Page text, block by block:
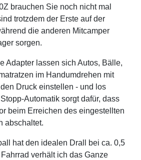
brauchen Sie noch nicht mal
trotzdem der Erste auf der
die anderen Mitcamper
sorgen.
Adapter lassen sich Autos, Bälle,
im Handumdrehen mit
Druck einstellen - und los
Automatik sorgt dafür, dass
beim Erreichen des eingestellten
abschaltet.
hat den idealen Drall bei ca. 0,5
verhält ich das Ganze